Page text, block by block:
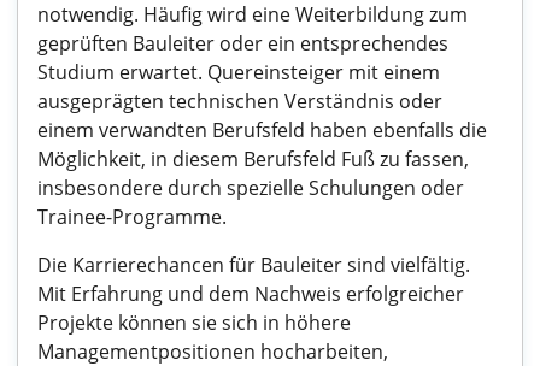
notwendig. Häufig wird eine Weiterbildung zum
geprüften Bauleiter oder ein entsprechendes
Studium erwartet. Quereinsteiger mit einem
ausgeprägten technischen Verständnis oder
einem verwandten Berufsfeld haben ebenfalls die
Möglichkeit, in diesem Berufsfeld Fuß zu fassen,
insbesondere durch spezielle Schulungen oder
Trainee-Programme.
Die Karrierechancen für Bauleiter sind vielfältig.
Mit Erfahrung und dem Nachweis erfolgreicher
Projekte können sie sich in höhere
Managementpositionen hocharbeiten,